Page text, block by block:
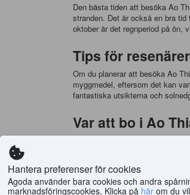
Hantera preferenser för cookies
Agoda använder bara cookies och andra
marknadsföringscookies. Klicka på här om du
Den bästa tiden att besöka Ao
stranden. Det är också en bra
oktober är det regnperiod på ön,
Tips för
Om du planerar att besöka Ao
myggmedel, eftersom det kan
fantastiska utsikterna och
Var att bo i Ao
Mat och dryck i